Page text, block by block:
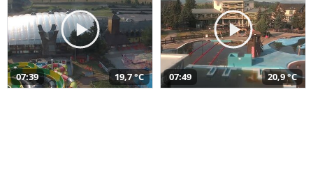
07:39 19,7 °C 07:49 20,9 °C